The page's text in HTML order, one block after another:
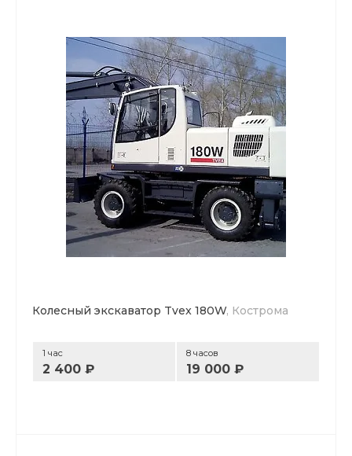
Колесный экскаватор Tvex 180W, Кострома
1 час
2 400 ₽
8 часов
19 000 ₽